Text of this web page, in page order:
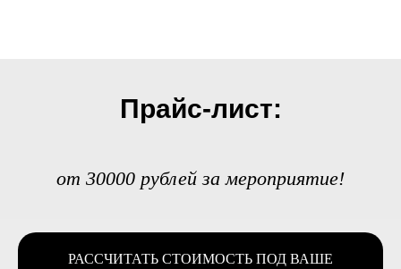
Прайс-лист:
от 30000 рублей за мероприятие!
РАССЧИТАТЬ СТОИМОСТЬ ПОД ВАШЕ